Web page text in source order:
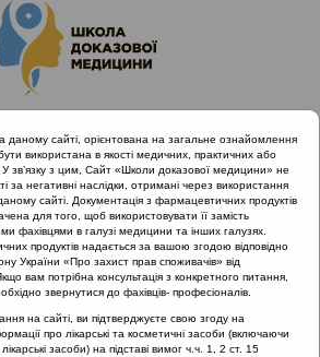
за МКХ-11
та паразитарні захворювання
інфекції шкіри та підшкірної жирової
даному сайті, орієнтована на загальне ознайомлення
використана в якості медичних, практичних або
зв’язку з цим, Сайт «Школи доказової медицини» не
за негативні наслідки, отримані через використання
сайті. Документація з фармацевтичних продуктів
для того, щоб використовувати її замість
фахівцями в галузі медицини та інших галузях.
продуктів надається за вашою згодою відповідно
України «Про захист прав споживачів» від
вам потрібна консультація з конкретного питання,
звернутися до фахівців- професіоналів.
на сайті, ви підтверджуєте свою згоду на
про лікарські та косметичні засоби (включаючи
засоби) на підставі вимог ч.ч. 1, 2 ст. 15